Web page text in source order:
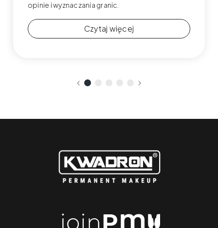
opinie i wyznaczania granic.
Czytaj więcej